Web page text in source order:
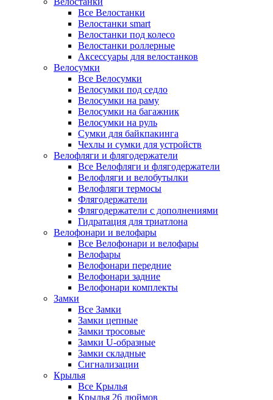
Все Велостанки
Велостанки smart
Велостанки под колесо
Велостанки роллерные
Аксессуары для велостанков
Велосумки
Все Велосумки
Велосумки под седло
Велосумки на раму
Велосумки на багажник
Велосумки на руль
Сумки для байкпакинга
Чехлы и сумки для устройств
Велофляги и флягодержатели
Все Велофляги и флягодержатели
Велофляги и велобутылки
Велофляги термосы
Флягодержатели
Флягодержатели с дополнениями
Гидратация для триатлона
Велофонари и велофары
Все Велофонари и велофары
Велофары
Велофонари передние
Велофонари задние
Велофонари комплекты
Замки
Все Замки
Замки цепные
Замки тросовые
Замки U-образные
Замки складные
Сигнализации
Крылья
Все Крылья
Крылья 26 дюймов